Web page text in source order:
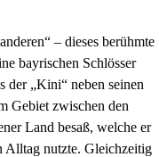
– dieses berühmte
bayrischen Schlösser
der „Kini“ neben seinen
Gebiet zwischen den
Land besaß, welche er
Alltag nutzte. Gleichzeitig